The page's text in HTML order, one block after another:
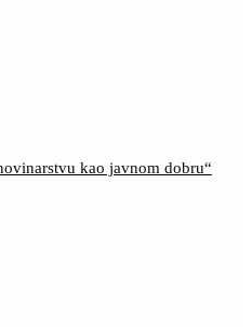
kao javnom dobru“